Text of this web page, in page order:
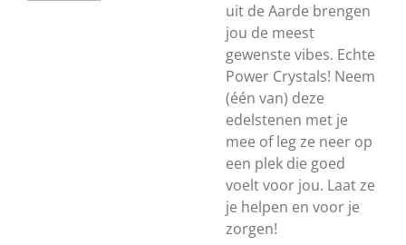
uit de Aarde brengen
jou de meest
gewenste vibes. Echte
Power Crystals! Neem
(één van) deze
edelstenen met je
mee of leg ze neer op
een plek die goed
voelt voor jou. Laat ze
je helpen en voor je
zorgen!